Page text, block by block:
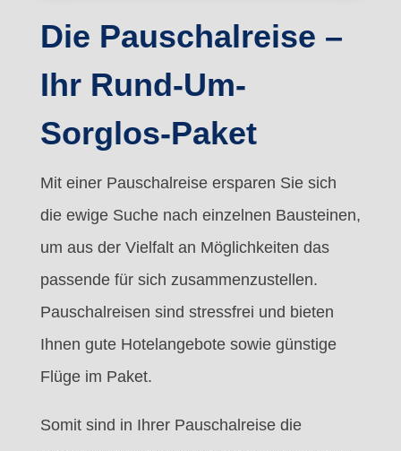
Die Pauschalreise –
Ihr Rund-Um-
Sorglos-Paket
Mit einer Pauschalreise ersparen Sie sich
die ewige Suche nach einzelnen Bausteinen,
um aus der Vielfalt an Möglichkeiten das
passende für sich zusammenzustellen.
Pauschalreisen sind stressfrei und bieten
Ihnen gute Hotelangebote sowie günstige
Flüge im Paket.
Somit sind in Ihrer Pauschalreise die